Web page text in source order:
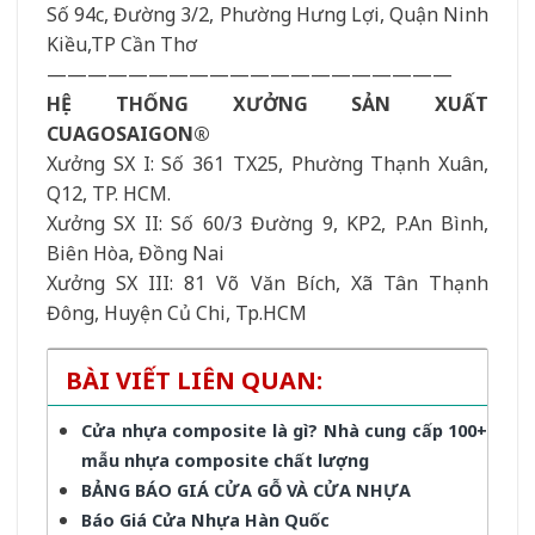
Số 94c, Đường 3/2, Phường Hưng Lợi, Quận Ninh
Kiều,TP Cần Thơ
————————————————————
HỆ THỐNG XƯỞNG SẢN XUẤT
CUAGOSAIGON®
Xưởng SX I: Số 361 TX25, Phường Thạnh Xuân,
Q12, TP. HCM.
Xưởng SX II: Số 60/3 Đường 9, KP2, P.An Bình,
Biên Hòa, Đồng Nai
Xưởng SX III: 81 Võ Văn Bích, Xã Tân Thạnh
Đông, Huyện Củ Chi, Tp.HCM
BÀI VIẾT LIÊN QUAN:
Cửa nhựa composite là gì? Nhà cung cấp 100+
mẫu nhựa composite chất lượng
BẢNG BÁO GIÁ CỬA GỖ VÀ CỬA NHỰA
Báo Giá Cửa Nhựa Hàn Quốc